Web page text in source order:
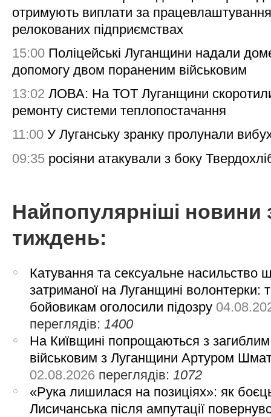
отримують виплати за
релокованих підприємствах
15:00 Поліцейські Луганщини надали
допомогу двом пораненим військовим
13:02 ЛОВА: На ТОТ Луганщини
ремонту системи теплопостачання
11:00 У Луганську зранку пролунали
09:35 росіяни атакували з боку
Найпопулярніші новини
тиждень:
Катування та сексуальне насильство
затриманої на Луганщині волонтерки:
бойовикам оголосили підозру
переглядів: 1400
На Київщині попрощаються з загиблим
військовим з Луганщини Артуром
02.08.2026 переглядів: 1072
«Рука лишилася на позиціях»: як
Лисичанська після ампутації